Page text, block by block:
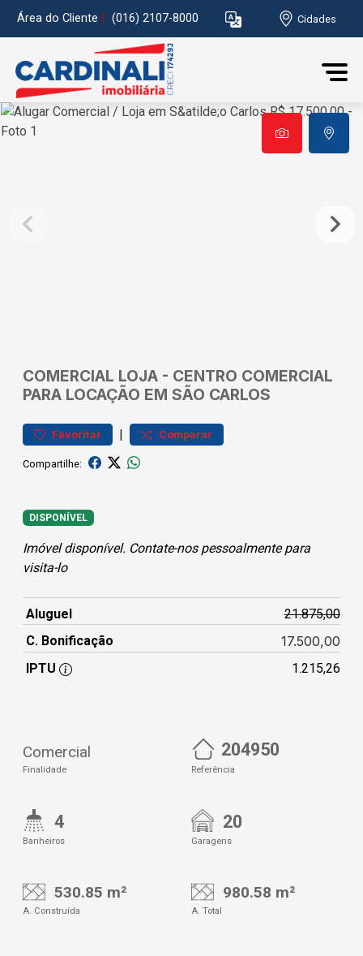
Área do Cliente (016) 2107-8000 Cidades
COMERCIAL LOJA - CENTRO COMERCIAL
PARA LOCAÇÃO EM SÃO CARLOS
Favoritar | Comparar
Compartilhe:
DISPONÍVEL
Imóvel disponível. Contate-nos pessoalmente para
visita-lo
Aluguel
21.875,00
C. Bonificação
17.500,00
IPTU 1.215,26
Comercial
Finalidade
204950
Referência
4
Banheiros
20
Garagens
530.85 m²
A. Construída
980.58 m²
A. Total